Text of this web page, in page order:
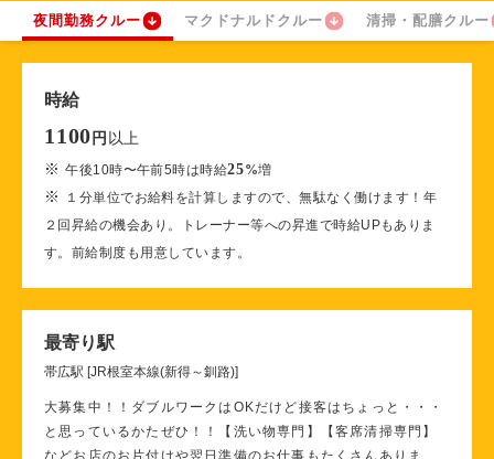
夜間勤務クルー マクドナルドクルー 清掃・配膳クルー
時給
1100 円 以上
※午後10時〜午前5時は時給25%増
※
１分単位でお給料を計算しますので、無駄なく働けます！年
２回昇給の機会あり。トレーナー等への昇進で時給UPもありま
す。前給制度も用意しています。
最寄り駅
帯広駅 [JR根室本線(新得～釧路)]
大募集中！！ダブルワークはOKだけど接客はちょっと・・・
と思っているかたぜひ！！【洗い物専門】【客席清掃専門】
などお店のお片付けや翌日準備のお仕事もたくさんありま